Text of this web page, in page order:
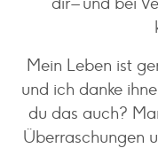
Mein Leben ist
und ich danke
du das auch?
Überraschungen